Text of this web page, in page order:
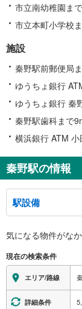
市立南幼稚園ま
市立本町小学校
施設
秦野駅前郵便局
ゆうちょ銀行
ゆうちょ銀行 秦
秦野駅歯科まで
横浜銀行 ATM
秦野駅の情報
駅設備
※段差なしでの移動
地上⇔改札⇔ホーム
エレベータ
・各ホーム⇔改札
・改札（３Ｆ）⇔北口
気になる物件がな
現在の検索条件
エリア/路線
詳細条件